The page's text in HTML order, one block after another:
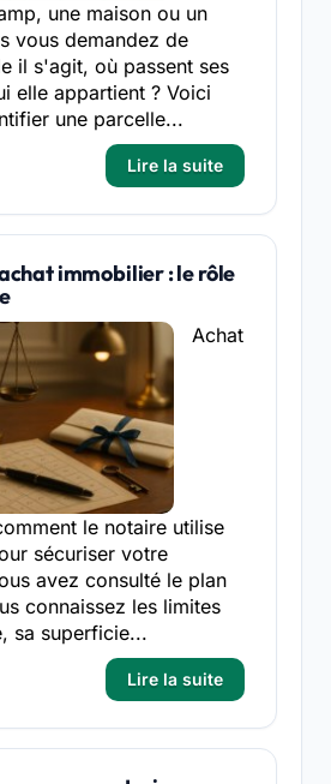
une maison ou un
vous demandez de
il s'agit, où passent ses
elle appartient ? Voici
une parcelle...
Lire la suite
immobilier : le rôle
Achat
le notaire utilise
sécuriser votre
avez consulté le plan
connaissez les limites
sa superficie...
Lire la suite